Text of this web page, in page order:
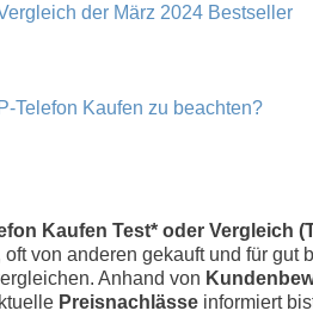
der März 2024 Bestseller
Telefon Kaufen zu beachten?
Kaufen Test* oder Vergleich
von anderen gekauft und für
Anhand von
Preisnachlässe informiert